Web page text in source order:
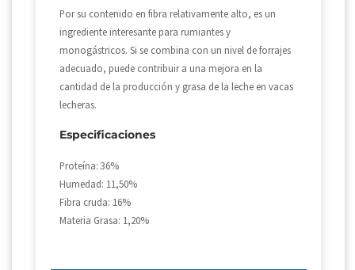
Por su contenido en fibra relativamente alto, es un
ingrediente interesante para rumiantes y
monogástricos. Si se combina con un nivel de forrajes
adecuado, puede contribuir a una mejora en la
cantidad de la producción y grasa de la leche en vacas
lecheras.
Especificaciones
Proteína: 36%
Humedad: 11,50%
Fibra cruda: 16%
Materia Grasa: 1,20%